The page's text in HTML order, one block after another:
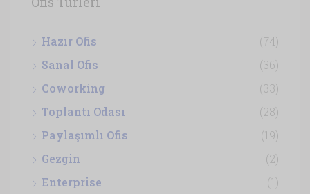
Hazır Ofis
(74)
Sanal Ofis
(36)
Coworking
(33)
Toplantı Odası
(28)
Paylaşımlı Ofis
(19)
Gezgin
(2)
Enterprise
(1)